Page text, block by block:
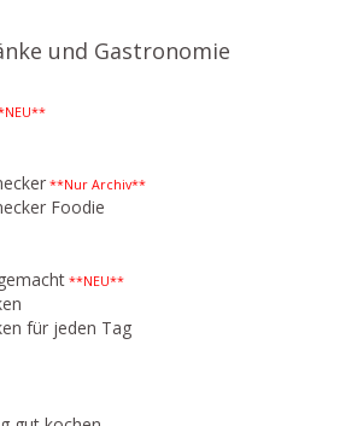
und Gastronomie
**Nur Archiv**
Foodie
**NEU**
für jeden Tag